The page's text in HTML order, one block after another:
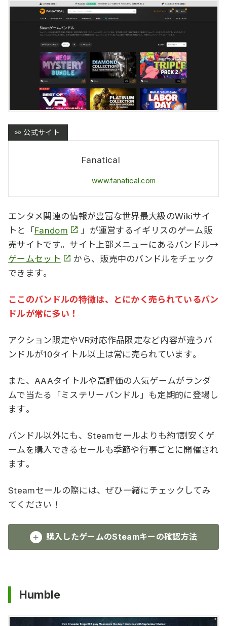
Fanatical
www.fanatical.com
エンタメ関連の情報が豊富な世界最大級のWikiサイ
トと「Fandom
」が運営するイギリスのゲーム販
売サイトです。サイト上部メニューにあるバンドル→
ゲームセット
から、販売中のバンドルをチェック
できます。
ここのバンドルの特徴は、とにかく売られているバン
ドルが常に多い！
アクション限定やVR対応作品限定など内容が違うバ
ンドルが10タイトル以上は常に売られています。
また、AAAタイトルや高評価の人気ゲームがランダ
ムで当たる「ミステリーバンドル」も定期的に登場し
ます。
バンドル以外にも、Steamセールよりも約1割安くゲ
ームを購入できるセールも季節や行事ごとに開催され
ます。
Steamセールの際には、ぜひ一緒にチェックしてみ
てください！
購入したゲームのSteamキーの確認方法
Humble